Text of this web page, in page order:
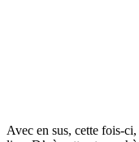
Avec en sus, cette fois-